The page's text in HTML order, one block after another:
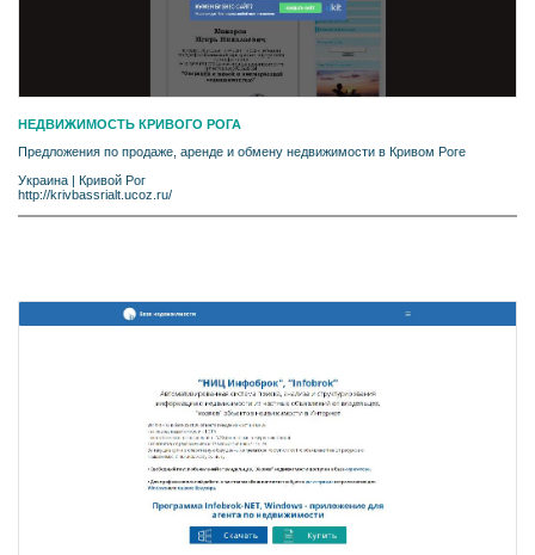
НЕДВИЖИМОСТЬ КРИВОГО РОГА
Предложения по продаже, аренде и обмену недвижимости в Кривом Роге
Украина
Кривой Рог
http://krivbassrialt.ucoz.ru/